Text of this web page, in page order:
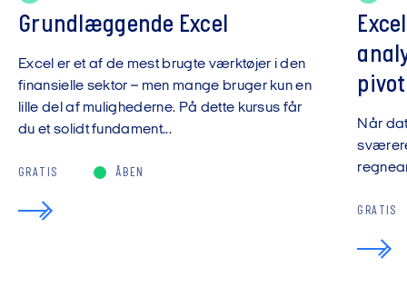
Grundlæggende Excel
Excel er et af de mest brugte værktøjer i den
finansielle sektor – men mange bruger kun en
lille del af mulighederne. På dette kursus får
du et solidt fundament...
GRATIS ÅBEN
Når
GRATIS